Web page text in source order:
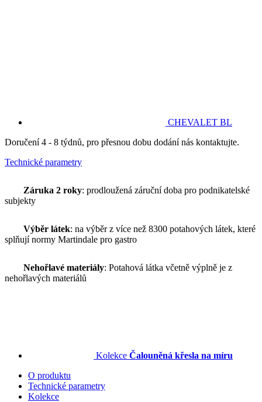
CHEVALET BL
Doručení 4 - 8 týdnů, pro přesnou dobu dodání nás kontaktujte.
Technické parametry
Záruka 2 roky: prodloužená záruční doba pro podnikatelské
subjekty
Výběr látek: na výběr z více než 8300 potahových látek, které
splňují normy Martindale pro gastro
Nehořlavé materiály: Potahová látka včetně výplně je z
nehořlavých materiálů
Kolekce Čalouněná křesla na míru
O produktu
Technické parametry
Kolekce